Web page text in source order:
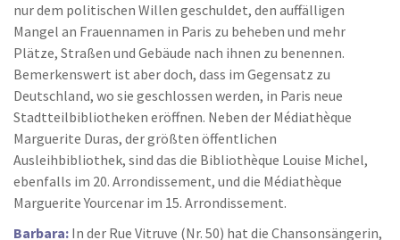
nur dem politischen Willen geschuldet, den auffälligen
Mangel an Frauennamen in Paris zu beheben und mehr
Plätze, Straßen und Gebäude nach ihnen zu benennen.
Bemerkenswert ist aber doch, dass im Gegensatz zu
Deutschland, wo sie geschlossen werden, in Paris neue
Stadtteilbibliotheken eröffnen. Neben der Médiathèque
Marguerite Duras, der größten öffentlichen
Ausleihbibliothek, sind das die Bibliothèque Louise Michel,
ebenfalls im 20. Arrondissement, und die Médiathèque
Marguerite Yourcenar im 15. Arrondissement.
Barbara: In der Rue Vitruve (Nr. 50) hat die Chansonsängerin,